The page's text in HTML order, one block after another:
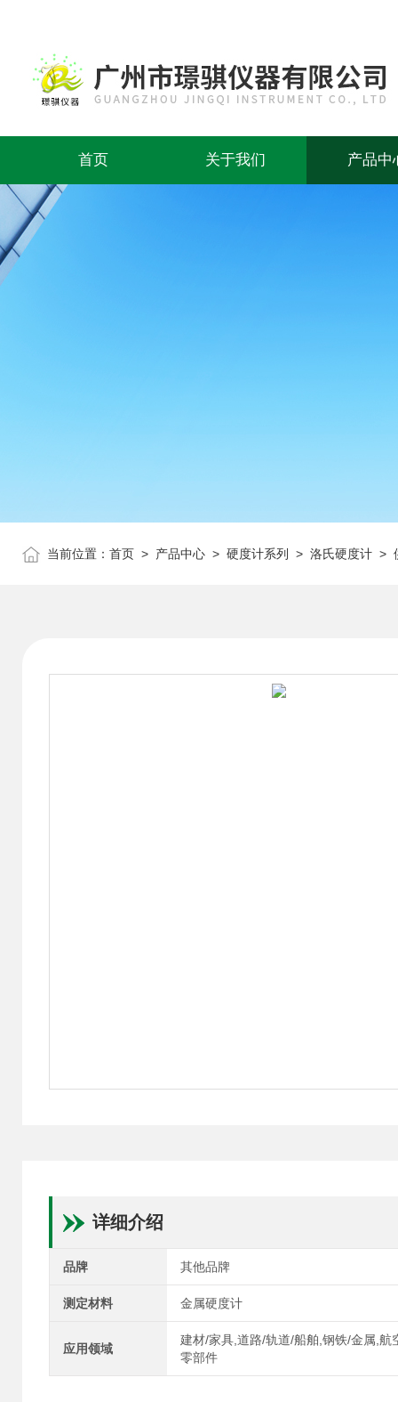
首页 关于我们 产品中
当前位置： 首页 > 产品中心 > 硬度计系列 > 洛氏硬度计 >
详细介绍
品牌 其他品牌
测定材料 金属硬度计
应用领域
建材/家具,道路/轨道/船舶,钢铁/金属,航
零部件